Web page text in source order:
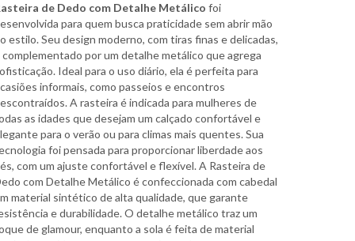
de Dedo com Detalhe Metálico foi
para quem busca praticidade sem abrir mão
estilo. Seu design moderno, com tiras finas e delicadas,
complementado por um detalhe metálico que agrega
Ideal para o uso diário, ela é perfeita para
informais, como passeios e encontros
A rasteira é indicada para mulheres de
as idades que desejam um calçado confortável e
para o verão ou para climas mais quentes. Sua
foi pensada para proporcionar liberdade aos
com um ajuste confortável e flexível. A Rasteira de
com Detalhe Metálico é confeccionada com cabedal
material sintético de alta qualidade, que garante
e durabilidade. O detalhe metálico traz um
de glamour, enquanto a sola é feita de material